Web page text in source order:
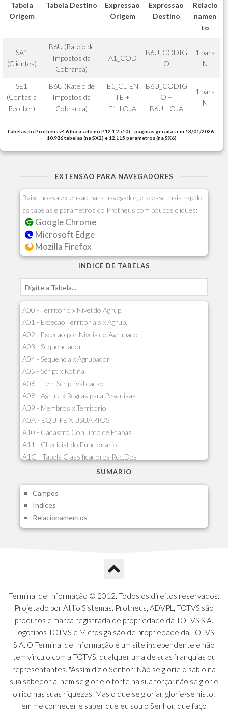
Tabela
Origem
Tabela Destino
Expressao
Origem
Expressao
Destino
Relacio
namen
to
SA1
(Clientes)
B6U (Rateio de
Impostos da
Cobranca)
A1_COD
B6U_CODIG
O
1 para
N
SE1
(Contas a
Receber)
B6U (Rateio de
Impostos da
Cobranca)
E1_CLIEN
TE +
E1_LOJA
B6U_CODIG
O +
B6U_LOJA
1 para
N
Tabelas do Protheus v4.6 (baseado no P12.1.2510) - paginas geradas em 13/01/2026 -
10.986 tabelas (na SX2) e 12.115 parametros (na SX6)
EXTENSAO PARA NAVEGADORES
Baixe nossa extensao para navegador, e acesse mais rapido
as tabelas e parametros do Protheus com poucos cliques:
Google Chrome
Microsoft Edge
Mozilla Firefox
INDICE DE TABELAS
A00 - Territorio x Nivel do Agrup.
A01 - Excecao Territoriais x Agrup.
A02 - Excecao por Niveis do Agrupado
A03 - Sequenciador
A04 - Sequencia x Agrupador
A05 - Script x Rotina
A06 - Item Script Validacao
A08 - Agrup. x Regras para Pesquisas
A09 - Membros x Territorio
A0A - EQUIPE X USUARIOS
A10 - Cadastro Conjunto de Etapas
A11 - Checklist do Funcionario
A1G - Tabela Classificadores Rec.Des
A1H - Itens Tabela Classif.Rec.Desp.
A1J - Itens Aglutinadores Visao
A1N - Tipos de Card
A1O - Cards Dashboard
A1P - Tipos de Charts
A1S - Notificacoes do Vendedor
A1U - Intermediadores
A1V - Schemas - Gestao de Vendas
A1W - Campos do Schema
A1X - CFDI Complemento Carta Porte
A1Y - Carta Porte - Localizacoes
A1Z - Carta Porte - Operadores
A20 - Nota Explicativa - PCO
A21 - FONTES FINANC.PPA
A22 - Itens Fontes Financ.PPA
A23 - Inflacao para metas anuais
SUMARIO
Campos
Indices
Relacionamentos
Terminal de Informação © 2012. Todos os direitos reservados.
Projetado por Atilio Sistemas. Protheus, ADVPL, TOTVS são
produtos e marca registrada de propriedade da TOTVS S.A.
Logotipos TOTVS e Microsiga são de propriedade da TOTVS
S.A. O Terminal de Informação é um site independente e não
tem vínculo com a TOTVS, qualquer uma de suas franquias ou
representantes. "Assim diz o Senhor: Não se glorie o sábio na
sua sabedoria, nem se glorie o forte na sua força; não se glorie
o rico nas suas riquezas. Mas o que se gloriar, glorie-se nisto:
em me conhecer e saber que eu sou o Senhor, que faço